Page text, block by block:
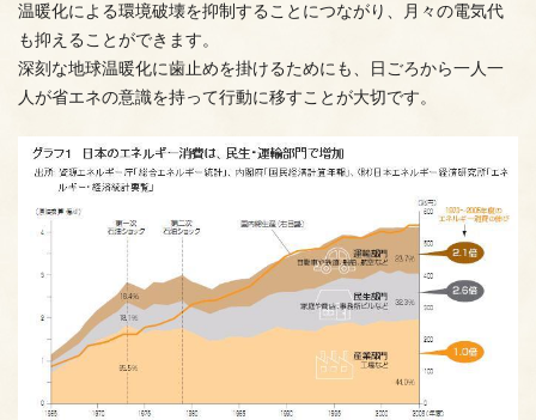
温暖化による環境破壊を抑制することにつながり、月々の電気代
も抑えることができます。
深刻な地球温暖化に歯止めを掛けるためにも、日ごろから一人一
人が省エネの意識を持って行動に移すことが大切です。